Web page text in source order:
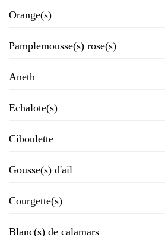
Orange(s)
Pamplemousse(s) rose(s)
Aneth
Echalote(s)
Ciboulette
Gousse(s) d'ail
Courgette(s)
Blanc(s) de calamars